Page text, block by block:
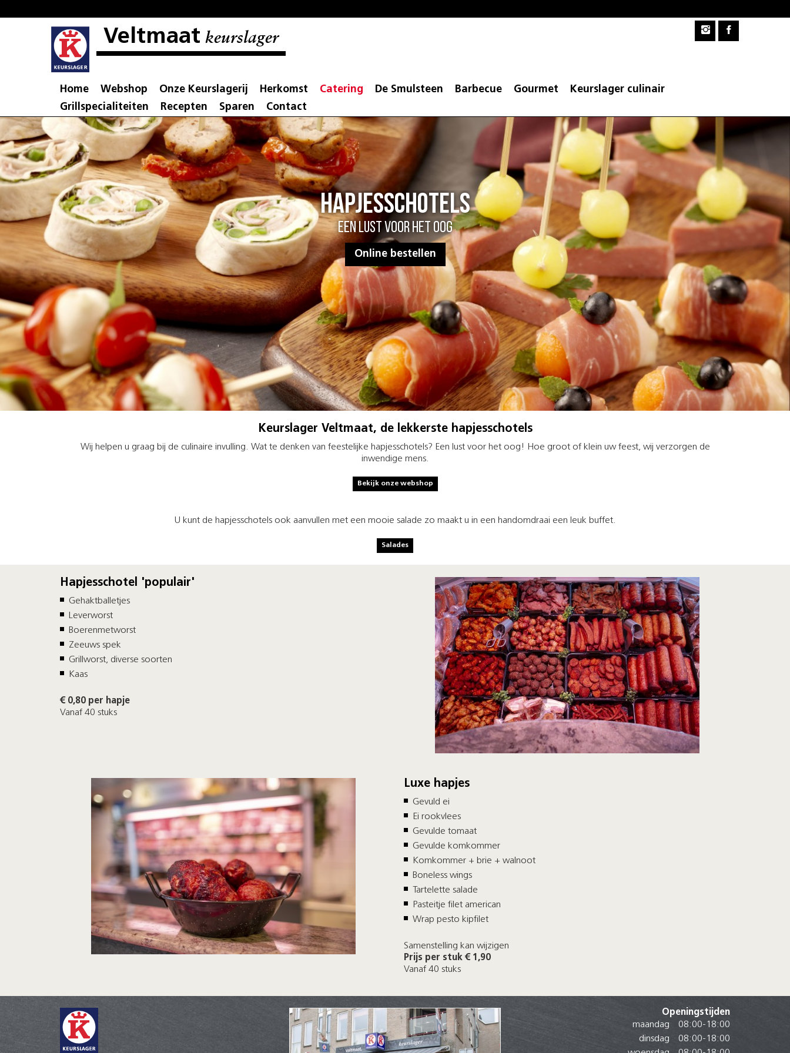
Veltmaat keurslager
Home Webshop Onze Keurslagerij Herkomst Catering De Smulsteen Barbecue Gourmet
Keurslager culinair
Grillspecialiteiten
Recepten Sparen Contact
Hapjesschotels
Een lust voor het oog
Online bestellen
Keurslager Veltmaat, de lekkerste hapjesschotels
Wij helpen u graag bij de culinaire invulling. Wat te denken van feestelijke hapjesschotels? Een lust voor het oog! Hoe groot of klein uw feest, wij verzorgen de
inwendige mens.
Bekijk onze webshop
U kunt de hapjesschotels ook aanvullen met een mooie salade zo maakt u in een handomdraai een leuk buffet.
Salades
Hapjesschotel 'populair'
Gehaktballetjes
Leverworst
Boerenmetworst
Zeeuws spek
Grillworst, diverse soorten
Kaas
€ 0,80 per hapje
Vanaf 40 stuks
Luxe hapjes
Gevuld ei
Ei rookvlees
Gevulde tomaat
Gevulde komkommer
Komkommer + brie + walnoot
Boneless wings
Tartelette salade
Pasteitje filet american
Wrap pesto kipfilet
Samenstelling kan wijzigen
Prijs per stuk € 1,90
Vanaf 40 stuks
Openingstijden
maandag
08:00-18:00
dinsdag
08:00-18:00